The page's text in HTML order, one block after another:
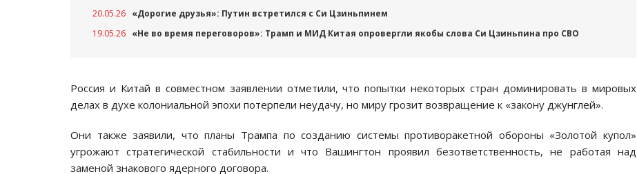
20.05.26 «Дорогие друзья»: Путин встретился с Си Цзиньпинем
19.05.26 «Не во время переговоров»: Трамп и МИД Китая опровергли якобы слова Си Цзиньпина про СВО
Россия и Китай в совместном заявлении отметили, что попытки некоторых стран доминировать в мировых
делах в духе колониальной эпохи потерпели неудачу, но миру грозит возвращение к «закону джунглей».
Они также заявили, что планы Трампа по созданию системы противоракетной обороны «Золотой купол»
угрожают стратегической стабильности и что Вашингтон проявил безответственность, не работая над
заменой знакового ядерного договора.